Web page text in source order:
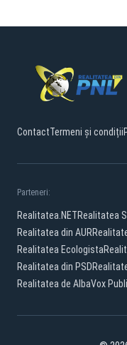
ContactTermeni și condiții
Parteneri:
Realitatea.NETRealitatea
Realitatea din AUR
Realitatea Ecologista
Realitatea din PSD
Realitatea de AlbaVox